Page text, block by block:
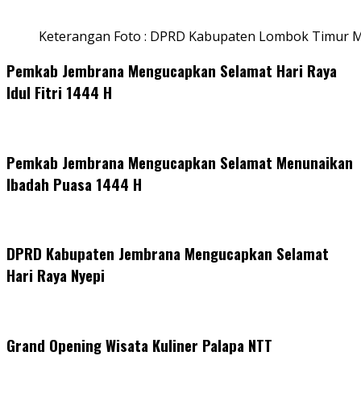
Keterangan Foto : DPRD Kabupaten Lombok Timur
Pemkab Jembrana Mengucapkan Selamat Hari Raya
Idul Fitri 1444 H
Pemkab Jembrana Mengucapkan Selamat Menunaikan
Ibadah Puasa 1444 H
DPRD Kabupaten Jembrana Mengucapkan Selamat
Hari Raya Nyepi
Grand Opening Wisata Kuliner Palapa NTT